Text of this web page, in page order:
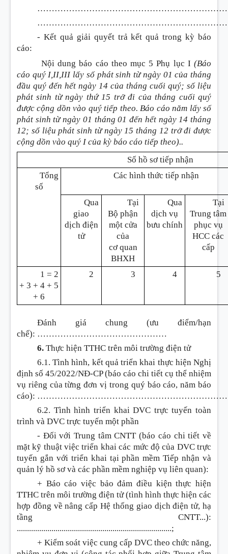
- Kết quả giải quyết trả kết quả trong kỳ báo
cáo:
Nội dung báo cáo theo mục 5 Phụ lục I (Báo
cáo quýI,II,III lấy số phát sinh từ ngày 01 của tháng
đầu quý đến hết ngày 14 của tháng cuối quý; số liệu
phát sinh từ ngày thứ 15 trở đi của tháng cuối quý
được cộng dồn vào quýtiếp theo. Báo cáo năm lấy số
phát sinh từ ngày 01 tháng 01 đến hết ngày 14 tháng
12; số liệu phát sinh từ ngày 15 tháng 12 trở đi được
cộng dồn vào quý I của kỳ báo cáo tiếp theo)..
Số hồ sơ tiếp nhận
Tổng
số
Các hình thức tiếp nhận
Qua
giao
dịch điện
tử
Tại
Bộ phận
một cửa
của
cơquan
BHXH
Qua
dịch vụ
bưu chính
Tại
Trung tâm
phục vụ
HCC các
cấp
1 = 2
+ 3 + 4 + 5
+ 6
2 3 4 5
Đánh giá chung (ưu điểm/hạn
chế): ………………………………………
6. Thực hiện TTHC trên môi trường điện tử
6.1. Tình hình, kết quả triển khai thực hiện Nghị
định số 45/2022/NĐ-CP (báo cáo chi tiết cụ thể nhiệm
vụ riêng của từng đơn vị trong quý báo cáo, năm báo
cáo):
6.2. Tình hình triển khai DVC trực tuyến toàn
trình và DVC trực tuyến một phần
- Đối với Trung tâm CNTT (báo cáo chi tiết về
mặt kỹ thuật việc triển khai các mức độ của DVC trực
tuyến gắn với triển khai tại phần mềm Tiếp nhận và
quản lý hồ sơ và các phần mềm nghiệp vụ liên quan):
+ Báo cáo việc bảo đảm điều kiện thực hiện
TTHC trên môi trường điện tử (tình hình thực hiện các
hợp đồng về nâng cấp Hệ thống giao dịch điện tử, hạ
tầng CNTT...):
............................................................................;
+ Kiểm soát việc cung cấp DVC theo chức năng,